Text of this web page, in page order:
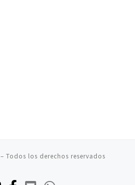
– Todos los derechos reservados